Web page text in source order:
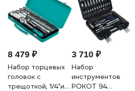
8 479 ₽
Набор торцевых
головок с
трещоткой, 1/4"и
3 710 ₽
Набор
инструментов
РОКОТ 94